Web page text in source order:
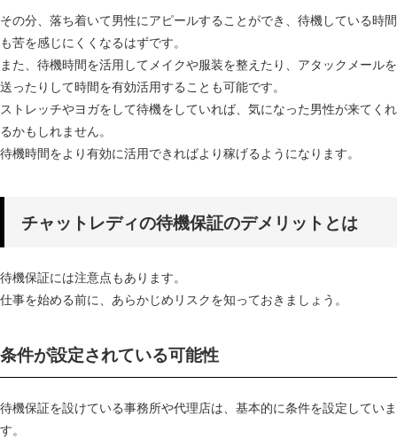
その分、落ち着いて男性にアピールすることができ、待機している時間
も苦を感じにくくなるはずです。
また、待機時間を活用してメイクや服装を整えたり、アタックメールを
送ったりして時間を有効活用することも可能です。
ストレッチやヨガをして待機をしていれば、気になった男性が来てくれ
るかもしれません。
待機時間をより有効に活用できればより稼げるようになります。
チャットレディの待機保証のデメリットとは
待機保証には注意点もあります。
仕事を始める前に、あらかじめリスクを知っておきましょう。
条件が設定されている可能性
待機保証を設けている事務所や代理店は、基本的に条件を設定していま
す。